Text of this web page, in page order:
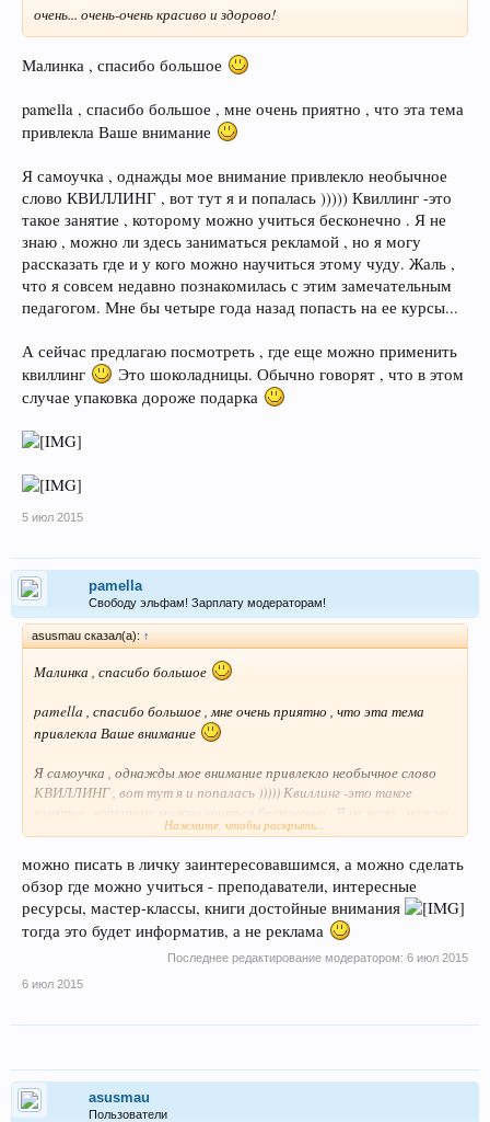
очень... очень-очень красиво и здорово!
Малинка , спасибо большое
pamella , спасибо большое , мне очень приятно , что эта тема
привлекла Ваше внимание
Я самоучка , однажды мое внимание привлекло необычное
слово КВИЛЛИНГ , вот тут я и попалась ))))) Квиллинг -это
такое занятие , которому можно учиться бесконечно . Я не
знаю , можно ли здесь заниматься рекламой , но я могу
рассказать где и у кого можно научиться этому чуду. Жаль ,
что я совсем недавно познакомилась с этим замечательным
педагогом. Мне бы четыре года назад попасть на ее курсы...
А сейчас предлагаю посмотреть , где еще можно применить
квиллинг
Это шоколадницы. Обычно говорят , что в этом
случае упаковка дороже подарка
5 июл 2015
pamella
Свободу эльфам! Зарплату модераторам!
asusmau сказал(а): ↑
Малинка , спасибо большое
pamella , спасибо большое , мне очень приятно , что эта тема
привлекла Ваше внимание
Я самоучка , однажды мое внимание привлекло необычное слово
КВИЛЛИНГ , вот тут я и попалась ))))) Квиллинг -это такое
занятие , которому можно учиться бесконечно . Я не знаю , можно
ли здесь заниматься рекламой , но я могу рассказать где и у кого
познакомилась с этим замечательным педагогом. Мне бы четыре
года назад попасть на ее курсы...
Нажмите, чтобы раскрыть...
можно писать в личку заинтересовавшимся, а можно сделать
обзор где можно учиться - преподаватели, интересные
ресурсы, мастер-классы, книги достойные внимания
тогда это будет информатив, а не реклама
Последнее редактирование модератором: 6 июл 2015
6 июл 2015
asusmau
Пользователи